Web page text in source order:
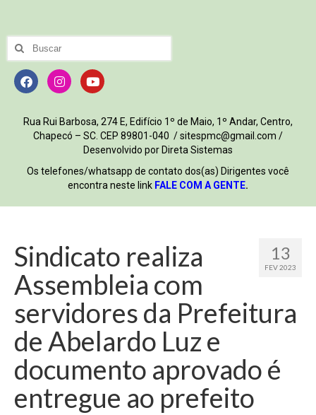
Rua Rui Barbosa, 274 E, Edifício 1º de Maio, 1º Andar, Centro,
Chapecó – SC. CEP 89801-040 / sitespmc@gmail.com /
Desenvolvido por Direta Sistemas
Os telefones/whatsapp de contato dos(as) Dirigentes você
encontra neste link FALE COM A GENTE.
13
FEV 2023
Sindicato realiza
Assembleia com
servidores da Prefeitura
de Abelardo Luz e
documento aprovado é
entregue ao prefeito